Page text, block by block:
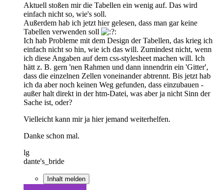
Aktuell stoßen mir die Tabellen ein wenig auf. Das wird
einfach nicht so, wie's soll.
Außerdem hab ich jetzt hier gelesen, dass man gar keine
Tabellen verwenden soll
Ich hab Probleme mit dem Design der Tabellen, das krieg ich
einfach nicht so hin, wie ich das will. Zumindest nicht, wenn
ich diese Angaben auf dem css-stylesheet machen will. Ich
hätt z. B. gern 'nen Rahmen und dann innendrin ein 'Gitter',
dass die einzelnen Zellen voneinander abtrennt. Bis jetzt hab
ich da aber noch keinen Weg gefunden, dass einzubauen -
außer halt direkt in der htm-Datei, was aber ja nicht Sinn der
Sache ist, oder?
Vielleicht kann mir ja hier jemand weiterhelfen.
Danke schon mal.
lg
dante's_bride
Inhalt melden